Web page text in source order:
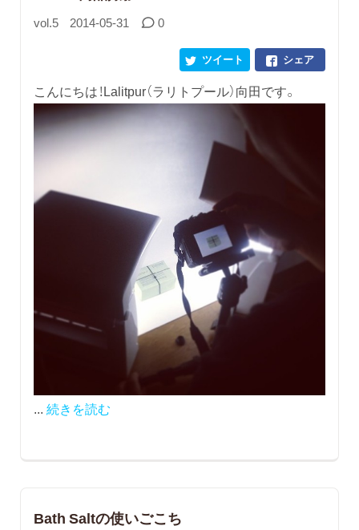
vol.5 2014-05-31 0
シェア
ツイート
こんにちは！Lalitpur（ラリトプール）向田です。
... 続きを読む
Bath Saltの使いごこち